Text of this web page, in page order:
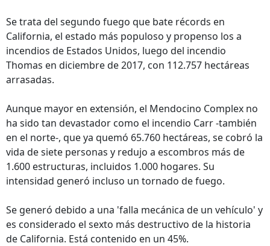
Se trata del segundo fuego que bate récords en
California, el estado más populoso y propenso los a
incendios de Estados Unidos, luego del incendio
Thomas en diciembre de 2017, con 112.757 hectáreas
arrasadas.
Aunque mayor en extensión, el Mendocino Complex no
ha sido tan devastador como el incendio Carr -también
en el norte-, que ya quemó 65.760 hectáreas, se cobró la
vida de siete personas y redujo a escombros más de
1.600 estructuras, incluidos 1.000 hogares. Su
intensidad generó incluso un tornado de fuego.
Se generó debido a una 'falla mecánica de un vehículo' y
es considerado el sexto más destructivo de la historia
de California. Está contenido en un 45%.